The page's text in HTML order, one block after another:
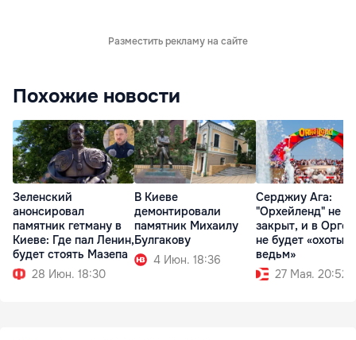
Разместить рекламу на сайте
Похожие новости
Зеленский
анонсировал
памятник гетману в
Киеве: Где пал Ленин,
будет стоять Мазепа
28 Июн. 18:30
В Киеве
демонтировали
памятник Михаилу
Булгакову
4 Июн. 18:36
Серджиу Ага:
"Орхейленд" не
закрыт, и в
не будет «охоты
ведьм»
27 Мая. 20:52